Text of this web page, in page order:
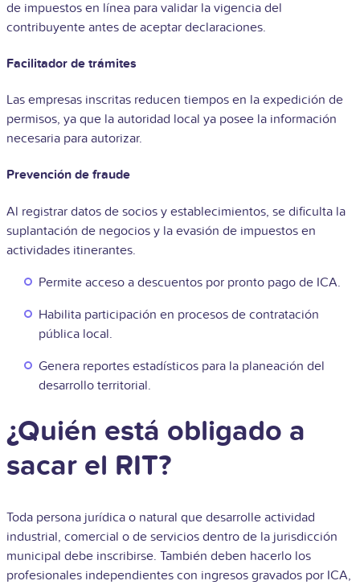
de impuestos en línea para validar la vigencia del
contribuyente antes de aceptar declaraciones.
Facilitador de trámites
Las empresas inscritas reducen tiempos en la expedición de
permisos, ya que la autoridad local ya posee la información
necesaria para autorizar.
Prevención de fraude
Al registrar datos de socios y establecimientos, se dificulta la
suplantación de negocios y la evasión de impuestos en
actividades itinerantes.
Permite acceso a descuentos por pronto pago de ICA.
Habilita participación en procesos de contratación
pública local.
Genera reportes estadísticos para la planeación del
desarrollo territorial.
¿Quién está obligado a
sacar el RIT?
Toda persona jurídica o natural que desarrolle actividad
industrial, comercial o de servicios dentro de la jurisdicción
municipal debe inscribirse. También deben hacerlo los
profesionales independientes con ingresos gravados por ICA,